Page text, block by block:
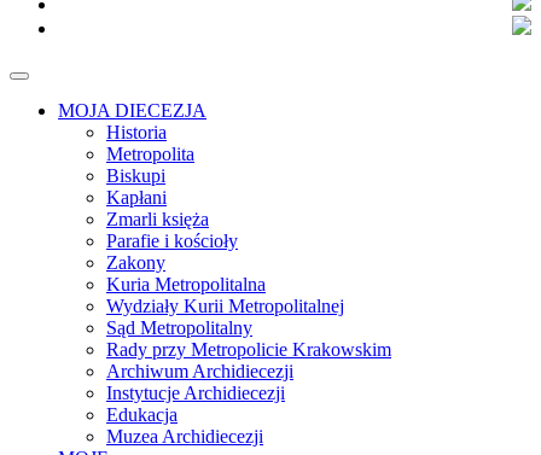
MOJA DIECEZJA
Historia
Metropolita
Biskupi
Kapłani
Zmarli księża
Parafie i kościoły
Zakony
Kuria Metropolitalna
Wydziały Kurii Metropolitalnej
Sąd Metropolitalny
Rady przy Metropolicie Krakowskim
Archiwum Archidiecezji
Instytucje Archidiecezji
Edukacja
Muzea Archidiecezji